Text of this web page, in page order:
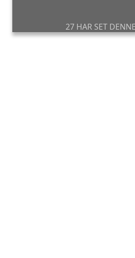
27 HAR SET